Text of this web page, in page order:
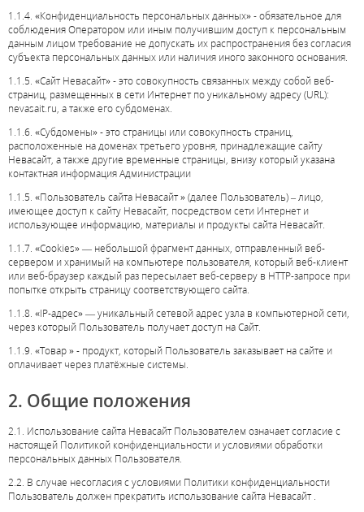
1.1.4. «Конфиденциальность персональных данных» - обязательное для
соблюдения Оператором или иным получившим доступ к персональным
данным лицом требование не допускать их распространения без согласия
субъекта персональных данных или наличия иного законного основания.
1.1.5. «СайтНевасайт» - это совокупность связанных между собой веб-
страниц, размещенных в сети Интернет по уникальному адресу (URL):
nevasait.ru, а также его субдоменах.
1.1.6. «Субдомены» - это страницы или совокупность страниц,
расположенные на доменах третьего уровня, принадлежащие сайту
Невасайт, а также другие временные страницы, внизу который указана
контактная информация Администрации
1.1.5. «Пользователь сайта Невасайт» (далее Пользователь) – лицо,
имеющее доступ к сайту Невасайт, посредством сети Интернет и
использующее информацию, материалы и продукты сайта Невасайт.
1.1.7. «Cookies» — небольшой фрагмент данных, отправленный веб-
сервером и хранимый на компьютере пользователя, который веб-клиент
или веб-браузер каждый раз пересылает веб-серверу в HTTP-запросе при
попытке открыть страницу соответствующего сайта.
1.1.8. «IP-адрес» — уникальный сетевой адрес узла в компьютерной сети,
через который Пользователь получает доступ на Сайт.
1.1.9. «Товар » - продукт, который Пользователь заказывает на сайте и
оплачивает через платёжные системы.
2. Общие положения
2.1. Использование сайта Невасайт Пользователем означает согласие с
настоящей Политикой конфиденциальности и условиями обработки
персональных данных Пользователя.
2.2. В случае несогласия с условиями Политики конфиденциальности
Пользователь должен прекратить использование сайта Невасайт .